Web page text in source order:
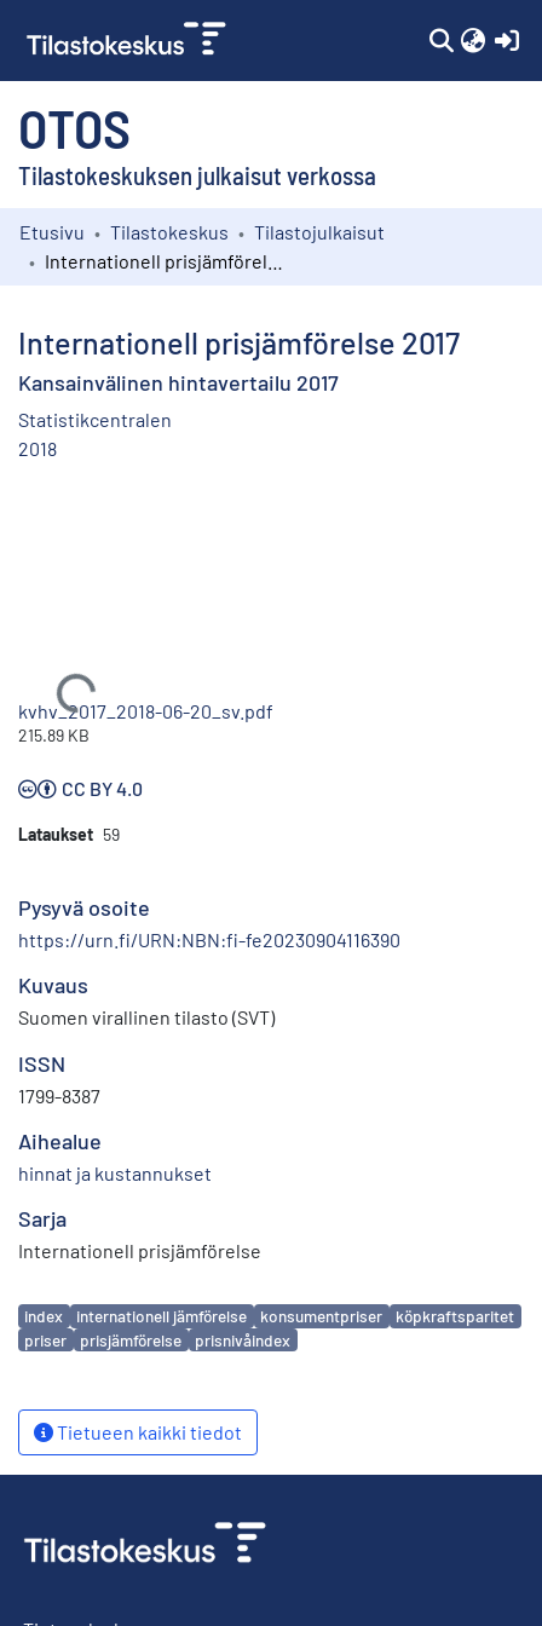
OTOS
Tilastokeskuksen julkaisut verkossa
Kokoelmat
Etusivu Tilastokeskus
Tilastojulkaisut
Internationell prisjämförelse 2017
Kansainvälinen hintavertailu 2017
Statistikcentralen
2018
Ladataan...
kvhv_2017_2018-06-20_sv.pdf
215.89 KB
CC BY 4.0
Lataukset 59
Pysyvä osoite
https://urn.fi/URN:NBN:fi-fe20230904116390
Kuvaus
Suomen virallinen tilasto (SVT)
ISSN
1799-8387
Aihealue
hinnat ja kustannukset
Sarja
Internationell prisjämförelse
Avainsanat
index internationell jämförelse konsumentpriser
köpkraftsparitet
priser
prisjämförelse prisnivåindex
Tietueen kaikki tiedot